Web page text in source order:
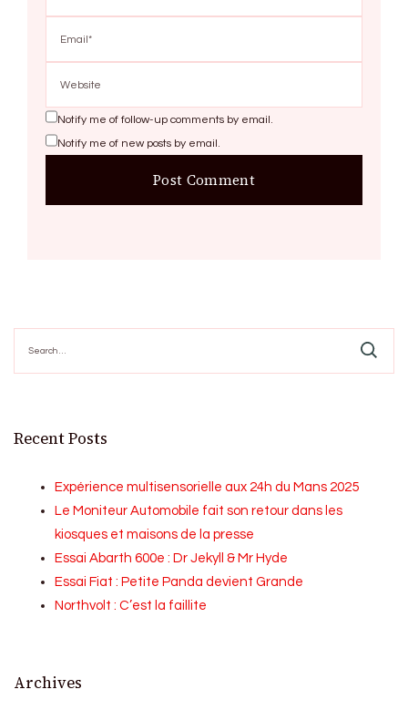
Notify me of follow-up comments by email.
Notify me of new posts by email.
for:
Recent Posts
Expérience multisensorielle aux 24h du Mans 2025
Le Moniteur Automobile fait son retour dans les
kiosques et maisons de la presse
Essai Abarth 600e : Dr Jekyll & Mr Hyde
Essai Fiat : Petite Panda devient Grande
Northvolt : C’est la faillite
Archives